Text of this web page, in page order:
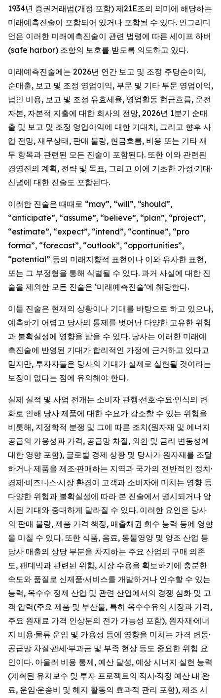
1934년 증권거래법(개정 포함) 제21E조의 의미에 해당하는
미래예측진술이 포함되어 있거나 포함될 수 있다. 인그리디
언은 이러한 미래예측진술이 관련 법령에 따른 세이프 하버
(safe harbor) 조항의 보호를 받도록 의도하고 있다.
미래예측진술에는 2026년 연간 보고 및 조정 주당순이익,
순매출, 보고 및 조정 영업이익, 부문 및 기타 부문 영업이익,
법인 비용, 보고 및 조정 유효세율, 영업활동 현금흐름, 운전
자본, 자본적 지출에 대한 회사의 전망, 2026년 1분기 순매
출 및 보고 및 조정 영업이익에 대한 기대치, 그리고 향후 사
업 전망, 재무상태, 판매 물량, 현금흐름, 비용 또는 기타 재
무 항목과 관련된 모든 진술이 포함된다. 또한 이와 관련된
경영진의 계획, 전략 및 목표, 그리고 이에 기초한 가정·기대·
신념에 대한 진술도 포함된다.
이러한 진술은 때때로 “may”, “will”, “should”,
“anticipate”, “assume”, “believe”, “plan”, “project”,
“estimate”, “expect”, “intend”, “continue”, “pro
forma”, “forecast”, “outlook”, “opportunities”,
“potential” 등의 미래지향적 표현이나 이와 유사한 표현,
또는 그 부정형을 통해 식별될 수 있다. 과거 사실에 대한 진
술을 제외한 모든 진술은 ‘미래예측진술’에 해당한다.
이들 진술은 현재의 상황이나 기대를 바탕으로 하고 있으나,
예측하기 어렵고 당사의 통제를 벗어난 다양한 고유한 위험
과 불확실성에 영향을 받을 수 있다. 당사는 이러한 미래예
측진술에 반영된 기대가 합리적인 가정에 근거하고 있다고
믿지만, 투자자들은 당사의 기대가 실제로 실현될 것이라는
보장이 없다는 점에 유의해야 한다.
실제 실적 및 사업 전개는 소비자 관행·선호·수요·인식의 변
화로 인해 당사 제품에 대한 수요가 감소할 수 있는 위험을
비롯해, 지정학적 분쟁 및 그에 따른 조치(원자재 및 에너지
공급의 가용성과 가격, 공급망 차질, 외환 및 금리 변동성에
대한 영향 포함), 글로벌 경제 상황 및 당사가 원자재를 조달
하거나 제품을 제조·판매하는 지역과 국가의 전반적인 정치·
경제·비즈니스·시장 환경이 고객과 소비자에 미치는 영향 등
다양한 위험과 불확실성에 따라 본 진술에서 명시되거나 암
시된 기대와 중대하게 달라질 수 있다. 이러한 요인은 당사
의 판매 물량, 제품 가격 책정, 매출채권 회수 능력 등에 영향
을 미칠 수 있다. 또한 식품, 음료, 동물영양 및 양조 산업 등
당사 매출의 상당 부분을 차지하는 주요 산업의 구매 의존
도, 팬데믹과 관련된 위험, 시장 수용을 확보하기에 충분한
속도와 품질로 신제품·서비스를 개발하거나 인수할 수 있는
능력, 옥수수 정제 산업 및 관련 산업에서의 경쟁 심화 및 고
객 압력(주요 제품 및 부산물, 특히 옥수수유의 시장과 가격,
주요 원재료 가격 인상분의 전가 가능성 포함), 원자재·에너
지 비용·물류 운임 및 가용성 등에 영향을 미치는 가격 변동·
공급망 차질·관세·부과금 및 부족 현상 등도 중요한 위험 요
인이다. 아울러 비용 통제, 예산 달성, 예상 시너지 실현 능력
(계획된 유지보수 및 투자 프로젝트의 적시·적정 예산 내 완
료, 운임·운송비 및 헤지 활동의 효과적 관리 포함), 제조 시